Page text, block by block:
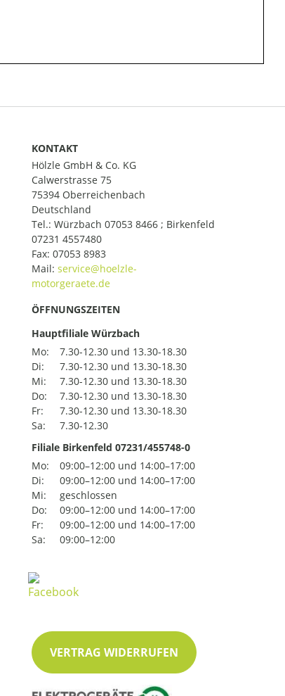
KONTAKT
Hölzle GmbH & Co. KG
Calwerstrasse 75
75394 Oberreichenbach
Deutschland
Tel.: Würzbach 07053 8466 ; Birkenfeld
07231 4557480
Fax: 07053 8983
Mail:
ÖFFNUNGSZEITEN
Hauptfiliale Würzbach
Mo:
7.30-12.30 und 13.30-18.30
Di:
7.30-12.30 und 13.30-18.30
Mi:
7.30-12.30 und 13.30-18.30
Do:
7.30-12.30 und 13.30-18.30
Fr:
7.30-12.30 und 13.30-18.30
Sa:
7.30-12.30
Filiale Birkenfeld 07231/455748-0
Mo:
09:00–12:00 und 14:00–17:00
Di:
09:00–12:00 und 14:00–17:00
Mi:
geschlossen
Do:
09:00–12:00 und 14:00–17:00
Fr:
09:00–12:00 und 14:00–17:00
Sa:
09:00–12:00
VERTRAG WIDERRUFEN